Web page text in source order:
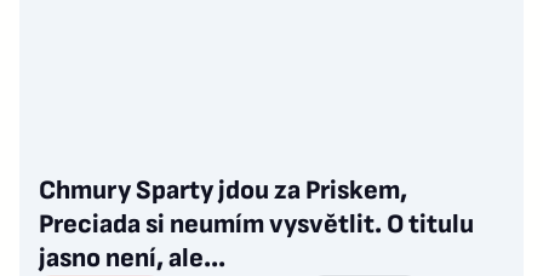
Chmury Sparty jdou za Priskem,
Preciada si neumím vysvětlit. O titulu
jasno není, ale...